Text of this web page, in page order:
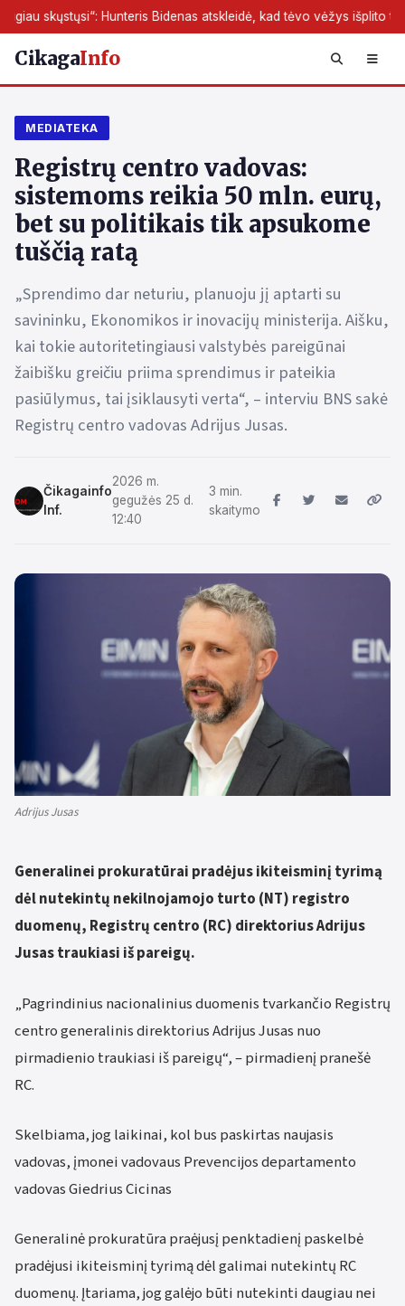
Hunteris Bidenas atskleidė, kad tėvo vėžys išplito toliau
CikagaInfo
MEDIATEKA
Registrų centro vadovas:
sistemoms reikia 50 mln. eurų,
bet su politikais tik apsukome
tuščią ratą
„Sprendimo dar neturiu, planuoju jį aptarti su
savininku, Ekonomikos ir inovacijų ministerija. Aišku,
kai tokie autoritetingiausi valstybės pareigūnai
žaibišku greičiu priima sprendimus ir pateikia
pasiūlymus, tai įsiklausyti verta“, – interviu BNS sakė
Registrų centro vadovas Adrijus Jusas.
Čikagainfo
Inf.
2026 m.
gegužės 25 d.
12:40
3 min.
skaitymo
Adrijus Jusas
Generalinei prokuratūrai pradėjus ikiteisminį tyrimą
dėl nutekintų nekilnojamojo turto (NT) registro
duomenų, Registrų centro (RC) direktorius Adrijus
Jusas traukiasi iš pareigų.
„Pagrindinius nacionalinius duomenis tvarkančio Registrų
centro generalinis direktorius Adrijus Jusas nuo
pirmadienio traukiasi iš pareigų“, – pirmadienį pranešė
RC.
Skelbiama, jog laikinai, kol bus paskirtas naujasis
vadovas, įmonei vadovaus Prevencijos departamento
vadovas Giedrius Cicinas
Generalinė prokuratūra praėjusį penktadienį paskelbė
pradėjusi ikiteisminį tyrimą dėl galimai nutekintų RC
duomenų. Įtariama, jog galėjo būti nutekinti daugiau nei